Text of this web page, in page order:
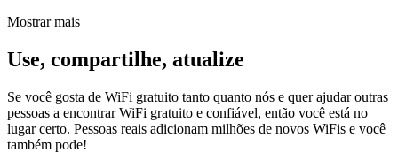
Mostrar mais
Use, compartilhe, atualize
Se você gosta de WiFi gratuito tanto quanto nós e quer ajudar outras
pessoas a encontrar WiFi gratuito e confiável, então você está no
lugar certo. Pessoas reais adicionam milhões de novos WiFis e você
também pode!